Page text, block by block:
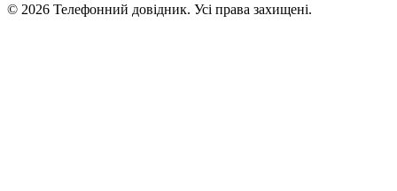
© 2026 Телефонний довідник. Усі права захищені.